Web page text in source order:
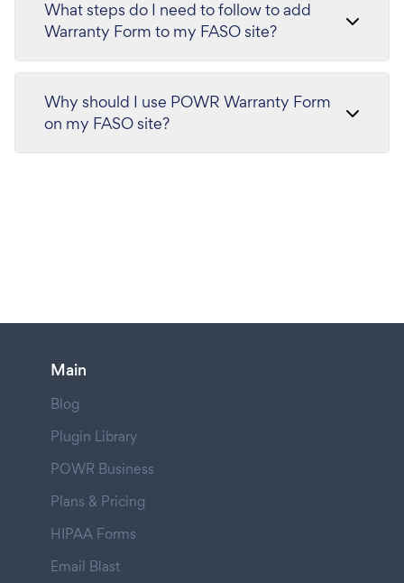
What steps do I need to follow to add
Warranty Form to my FASO site?
Why should I use POWR Warranty Form
on my FASO site?
Main
Blog
Plugin Library
POWR Business
Plans & Pricing
HIPAA Forms
Email Blast